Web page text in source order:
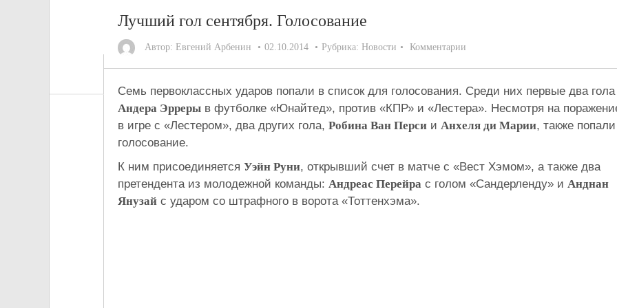
Лучший гол сентября. Голосование
Автор: Евгений Арбенин 02.10.2014 Рубрика: Новости Комментарии
Семь первоклассных ударов попали в список для голосования. Среди них первые два гола
Андера Эрреры в футболке «Юнайтед», против «КПР» и «Лестера». Несмотря на
в игре с «Лестером», два других гола, Робина Ван Перси и Анхеля ди Марии, также
голосование.
К ним присоединяется Уэйн Руни, открывший счет в матче с «Вест Хэмом», а также два
претендента из молодежной команды: Андреас Перейра с голом «Сандерленду» и Анднан
Янузай с ударом со штрафного в ворота «Тоттенхэма».